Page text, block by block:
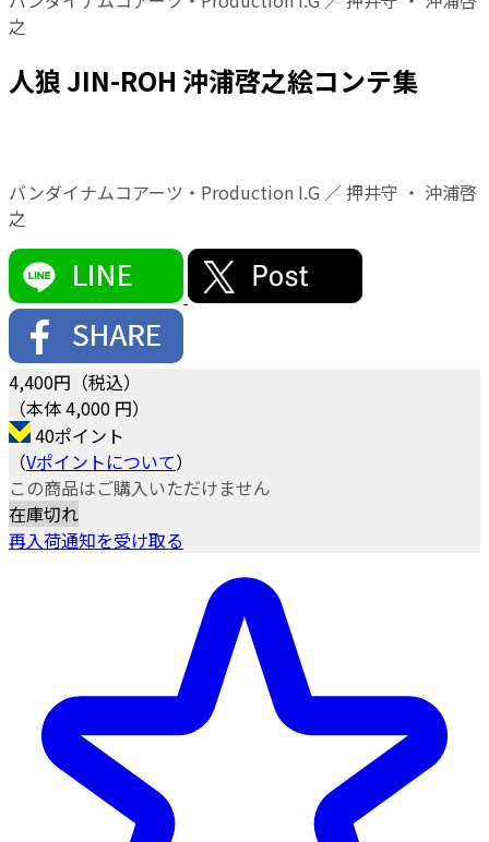
之
人狼 JIN-ROH 沖浦啓之絵コンテ集
バンダイナムコアーツ・Production I.G ／ 押井守 ・ 沖浦啓
之
4,400円（税込）
（本体 4,000 円）
40ポイント
（Vポイントについて）
この商品はご購入いただけません
在庫切れ
再入荷通知を受け取る